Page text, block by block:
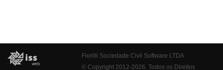
Fiorilli Sociedade Civil Software LTDA
© Copyright 2012-2026. Todos os Direitos